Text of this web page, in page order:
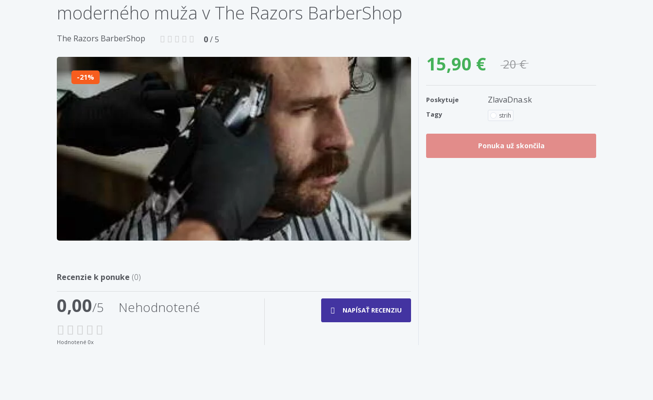
moderného muža v The Razors BarberShop
The Razors BarberShop 0/ 5
21
Recenzie k ponuke (0)
0,00/5 Nehodnotené
Hodnotené 0x
NAPÍSAŤ RECENZIU
15,90 € 20 €
Poskytuje ZlavaDna.sk
Tagy strih